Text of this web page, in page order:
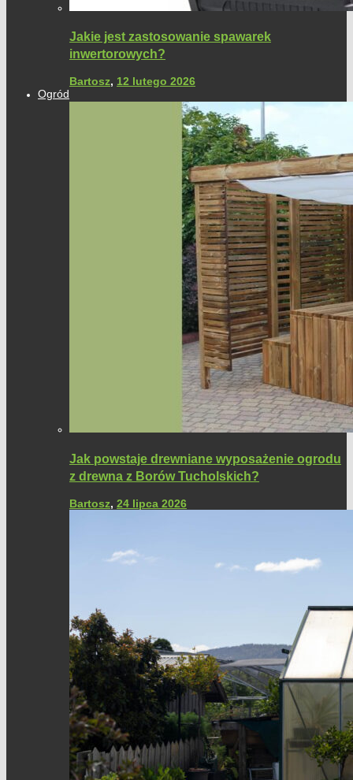
Jakie jest zastosowanie spawarek
inwertorowych?
Bartosz, 12 lutego 2026
Ogród
Jak powstaje drewniane wyposażenie ogrodu
z drewna z Borów Tucholskich?
Bartosz, 24 lipca 2026